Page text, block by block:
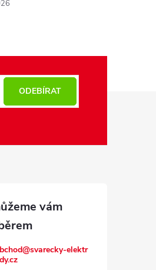
ODEBÍRAT
@svarecky-elektr